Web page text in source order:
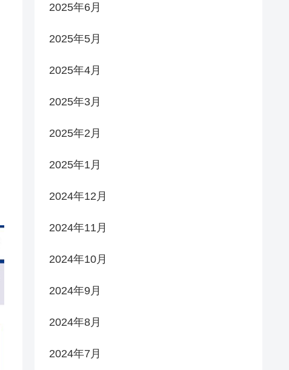
2025年6月
2025年5月
2025年4月
2025年3月
2025年2月
2025年1月
2024年12月
2024年11月
2024年10月
2024年9月
2024年8月
2024年7月